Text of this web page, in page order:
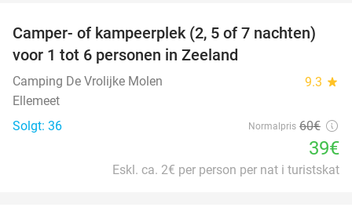
35%
Camper- of kampeerplek (2, 5 of 7 nachten)
voor 1 tot 6 personen in Zeeland
Camping De Vrolijke Molen 9.3 star
Ellemeet
Solgt: 36
Normalpris 60€
39€
Eskl. ca. 2€ per person per nat i turistskat